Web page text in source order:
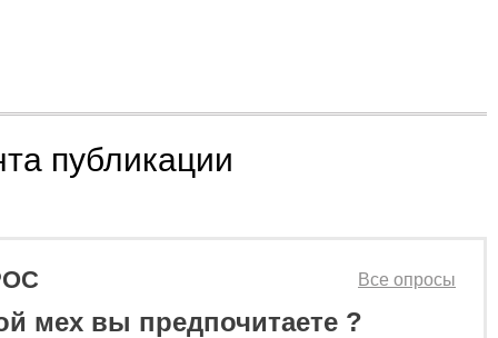
публикации
мех вы предпочитаете ?
Все опросы